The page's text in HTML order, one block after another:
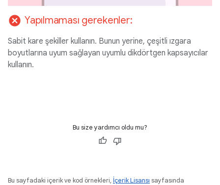
cancel Yapılmaması gerekenler:
Sabit kare şekiller kullanın. Bunun yerine, çeşitli ızgara
boyutlarına uyum sağlayan uyumlu dikdörtgen kapsayıcılar
kullanın.
Bu size yardımcı oldu mu?
Bu sayfadaki içerik ve kod örnekleri, İçerik Lisansı sayfasında